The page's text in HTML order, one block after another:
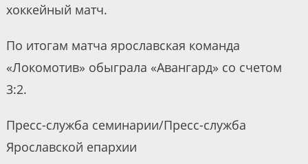
хоккейный матч.
По итогам матча ярославская команда
«Локомотив» обыграла «Авангард» со счетом
3:2.
Пресс-служба семинарии/Пресс-служба
Ярославской епархии